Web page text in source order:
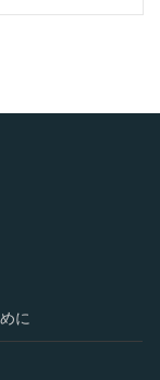
に